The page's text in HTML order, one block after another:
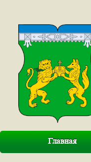
Главная